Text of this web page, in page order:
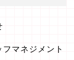
マネジメント